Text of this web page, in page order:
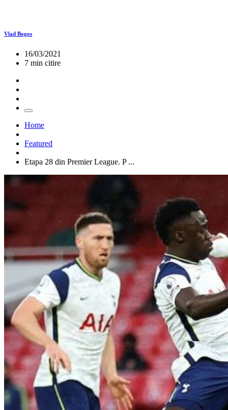
Vlad Bogos
16/03/2021
7 min citire
Home
Featured
Etapa 28 din Premier League. P ...